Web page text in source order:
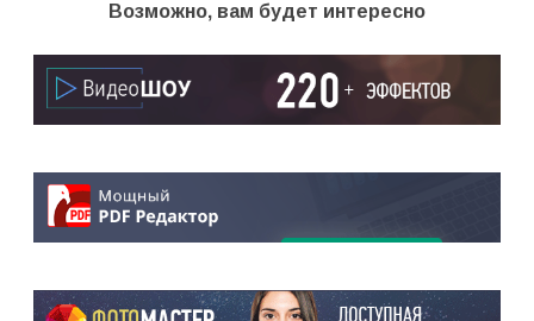
Возможно, вам будет интересно